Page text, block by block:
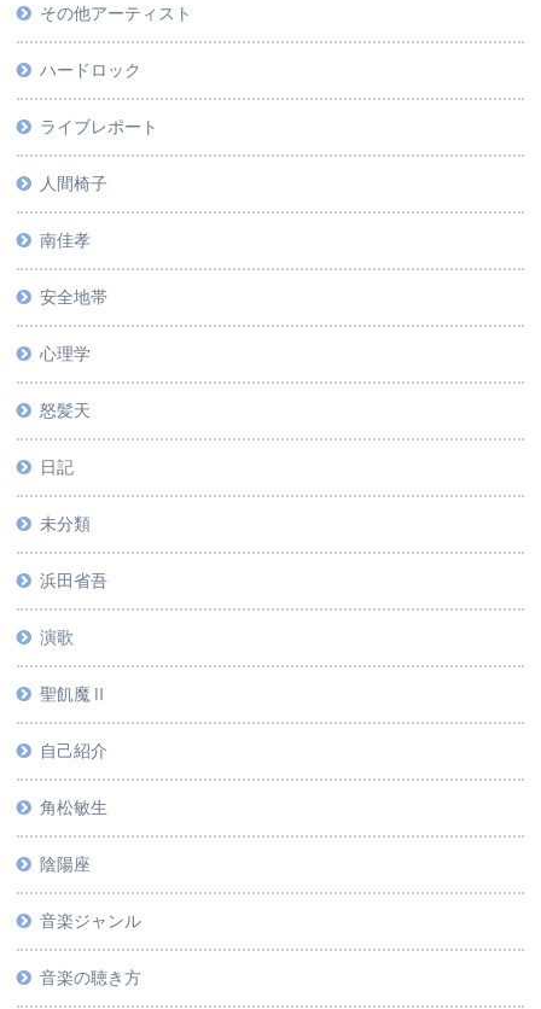
その他アーティスト
ハードロック
ライブレポート
人間椅子
南佳孝
安全地帯
心理学
怒髪天
日記
未分類
浜田省吾
演歌
聖飢魔Ⅱ
自己紹介
角松敏生
陰陽座
音楽ジャンル
音楽の聴き方